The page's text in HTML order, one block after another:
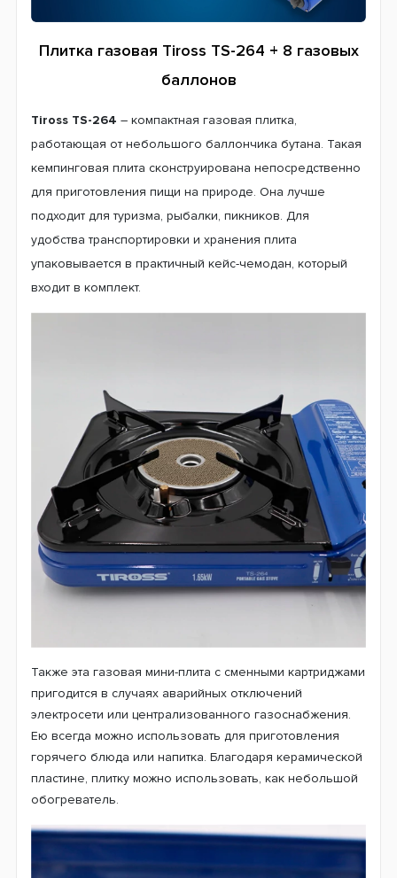
Плитка газовая Tiross TS-264 + 8 газовых
баллонов
Tiross TS-264 – компактная газовая плитка,
работающая от небольшого баллончика бутана. Такая
кемпинговая плита сконструирована непосредственно
для приготовления пищи на природе. Она лучше
подходит для туризма, рыбалки, пикников. Для
удобства транспортировки и хранения плита
упаковывается в практичный кейс-чемодан, который
входит в комплект.
Также эта газовая мини-плита с сменными картриджами
пригодится в случаях аварийных отключений
электросети или централизованного газоснабжения.
Ею всегда можно использовать для приготовления
горячего блюда или напитка. Благодаря керамической
пластине, плитку можно использовать, как небольшой
обогреватель.